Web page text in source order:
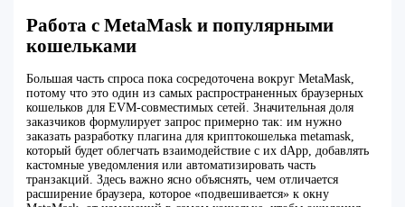
Работа с MetaMask и популярными
кошельками
Большая часть спроса пока сосредоточена вокруг MetaMask,
потому что это один из самых распространенных браузерных
кошельков для EVM-совместимых сетей. Значительная доля
заказчиков формулирует запрос примерно так: им нужно
заказать разработку плагина для криптокошелька metamask,
который будет облегчать взаимодействие с их dApp, добавлять
кастомные уведомления или автоматизировать часть
транзакций. Здесь важно ясно объяснять, чем отличается
расширение браузера, которое «подвешивается» к окну